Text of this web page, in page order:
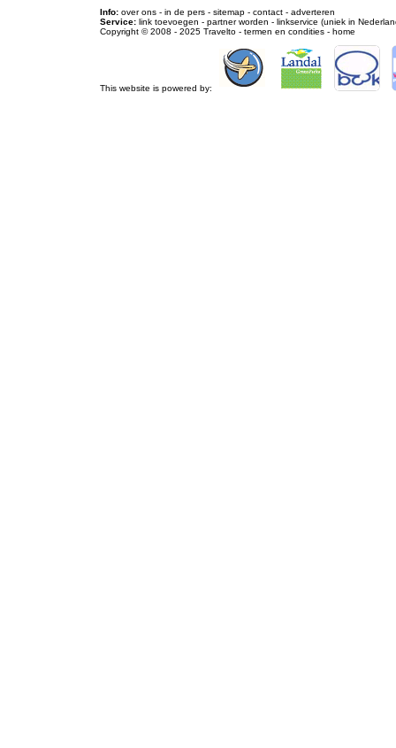
Info: over ons - in de pers - sitemap - contact - adverteren
Service: link toevoegen - partner worden - linkservice (uniek in
Copyright © 2008 - 2025 Travelto - termen en condities - home
This website is powered by: